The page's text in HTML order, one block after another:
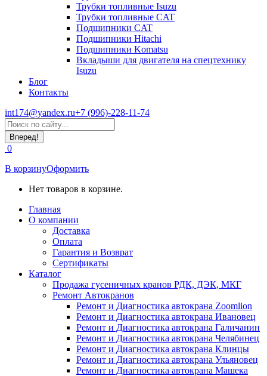
Трубки топливные Isuzu
Трубки топливные CAT
Подшипники CAT
Подшипники Hitachi
Подшипники Komatsu
Вкладыши для двигателя на спецтехнику
Isuzu
Блог
Контакты
int174@yandex.ru+7 (996)-228-11-74
Страница
WhatsApp
открывается
в
новом
окне
Поиск:
0
В корзинуОформить
Нет товаров в корзине.
Главная
О компании
Доставка
Оплата
Гарантия и Возврат
Сертификаты
Каталог
Продажа гусеничных кранов РДК, ДЭК, МКГ
Ремонт Автокранов
Ремонт и Диагностика автокрана Zoomlion
Ремонт и Диагностика автокрана Ивановец
Ремонт и Диагностика автокрана Галичанин
Ремонт и Диагностика автокрана Челябинец
Ремонт и Диагностика автокрана Клинцы
Ремонт и Диагностика автокрана Ульяновец
Ремонт и Диагностика автокрана Машека